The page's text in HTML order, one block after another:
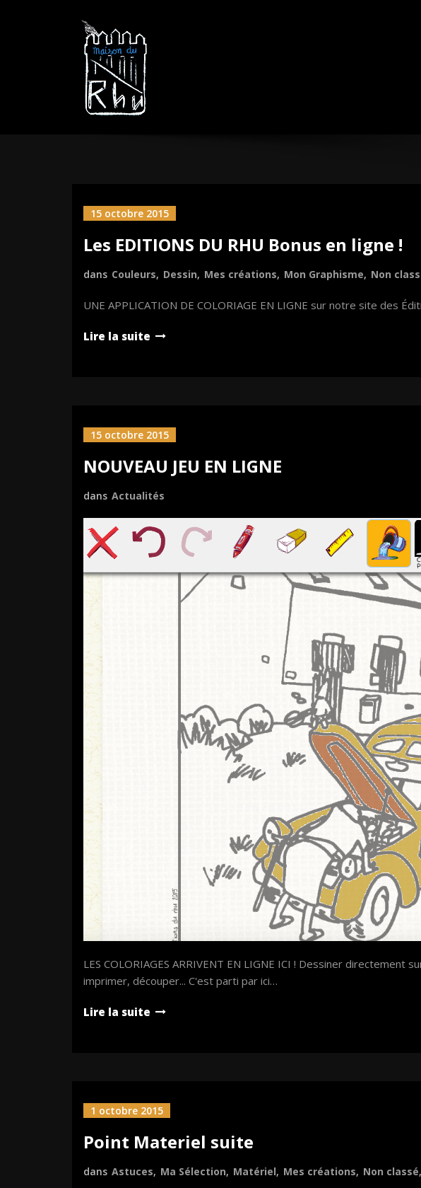
15 octobre 2015
Les EDITIONS DU RHU Bonus en ligne !
dans Couleurs, Dessin, Mes créations, Mon Graphisme, Non
UNE APPLICATION DE COLORIAGE EN LIGNE sur notre site des
Lire la suite
15 octobre 2015
NOUVEAU JEU EN LIGNE
dans Actualités
LES COLORIAGES ARRIVENT EN LIGNE ICI ! Dessiner
imprimer, découper... C'est parti par ici…
Lire la suite
1 octobre 2015
Point Materiel suite
dans Astuces, Ma Sélection, Matériel, Mes créations, Non classé,